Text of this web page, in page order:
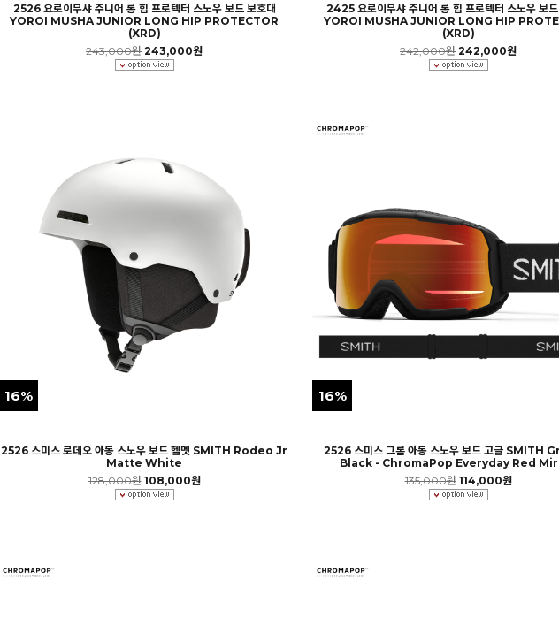
2526 요로이무샤 주니어 롱 힙 프로텍터 스노우 보드 보호대
YOROI MUSHA JUNIOR LONG HIP PROTECTOR
(XRD)
243,000원 243,000원
2425 요로이무샤 주니어 롱 힙 프로텍터 스노우 보
YOROI MUSHA JUNIOR LONG HIP
(XRD)
242,000원 242,000원
16%
2526 스미스 로데오 아동 스노우 보드 헬멧 SMITH Rodeo Jr
Matte White
128,000원 108,000원
16%
2526 스미스 그롬 아동 스노우 보드 고글 SMITH
Black - ChromaPop Everyday Red
135,000원 114,000원